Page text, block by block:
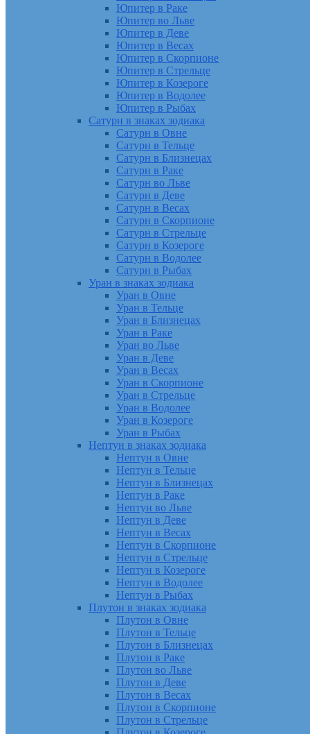
Юпитер в Раке
Юпитер во Льве
Юпитер в Деве
Юпитер в Весах
Юпитер в Скорпионе
Юпитер в Стрельце
Юпитер в Козероге
Юпитер в Водолее
Юпитер в Рыбах
Сатурн в знаках зодиака
Сатурн в Овне
Сатурн в Тельце
Сатурн в Близнецах
Сатурн в Раке
Сатурн во Льве
Сатурн в Деве
Сатурн в Весах
Сатурн в Скорпионе
Сатурн в Стрельце
Сатурн в Козероге
Сатурн в Водолее
Сатурн в Рыбах
Уран в знаках зодиака
Уран в Овне
Уран в Тельце
Уран в Близнецах
Уран в Раке
Уран во Льве
Уран в Деве
Уран в Весах
Уран в Скорпионе
Уран в Стрельце
Уран в Водолее
Уран в Козероге
Уран в Рыбах
Нептун в знаках зодиака
Нептун в Овне
Нептун в Тельце
Нептун в Близнецах
Нептун в Раке
Нептун во Льве
Нептун в Деве
Нептун в Весах
Нептун в Скорпионе
Нептун в Стрельце
Нептун в Козероге
Нептун в Водолее
Нептун в Рыбах
Плутон в знаках зодиака
Плутон в Овне
Плутон в Тельце
Плутон в Близнецах
Плутон в Раке
Плутон во Льве
Плутон в Деве
Плутон в Весах
Плутон в Скорпионе
Плутон в Стрельце